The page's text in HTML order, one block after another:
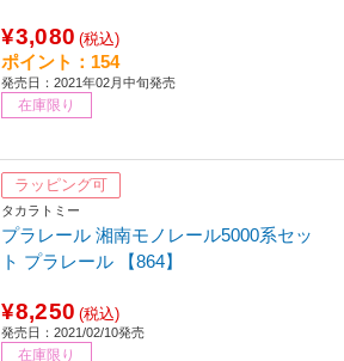
¥3,080 (税込)
ポイント：154
発売日：2021年02月中旬発売
在庫限り
ラッピング可
タカラトミー
プラレール 湘南モノレール5000系セッ
ト プラレール 【864】
¥8,250 (税込)
発売日：2021/02/10発売
在庫限り